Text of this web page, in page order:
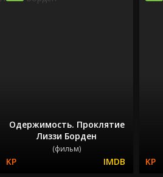
Одержимость. Проклятие
Лиззи Борден
(фильм)